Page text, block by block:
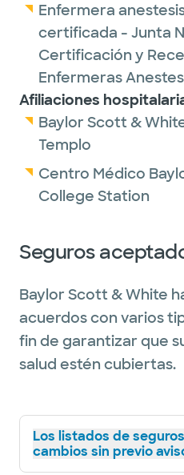
Enfermera
certificada - Junta
Certificación y
Enfermeras
Afiliaciones
Baylor Scott &
Templo
Centro Médico
College Station
Seguros
Baylor Scott & White
acuerdos con varios
fin de garantizar que
salud estén cubiertas.
Los listados de
cambios sin previo